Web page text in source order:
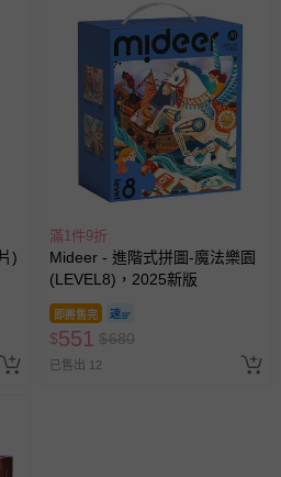
)
滿1件9折
Mideer - 進階式拼圖-魔法樂園
(LEVEL8)，2025新版
即將售完
$551 $680
已售出 12